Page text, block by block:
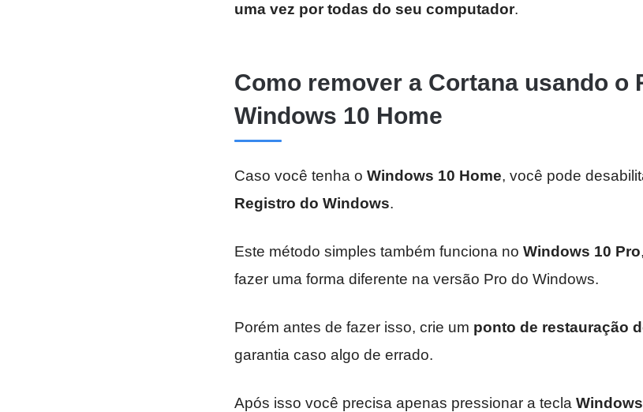
uma vez por todas do seu computador.
Como remover a Cortana usando o
Windows 10 Home
Caso você tenha o Windows 10 Home, você pode
Registro do Windows.
Este método simples também funciona no Windows 10 Pro
fazer uma forma diferente na versão Pro do Windows.
Porém antes de fazer isso, crie um ponto de restauração
garantia caso algo de errado.
Após isso você precisa apenas pressionar a tecla